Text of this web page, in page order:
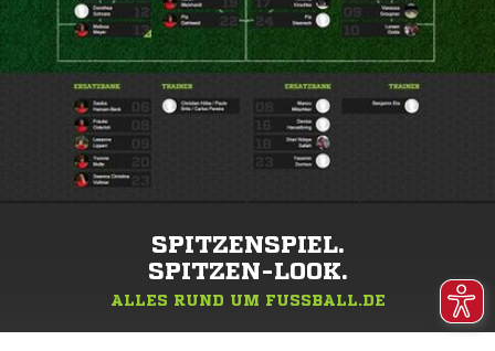
SPITZENSPIEL.
SPITZEN-LOOK.
ALLES RUND UM FUSSBALL.DE